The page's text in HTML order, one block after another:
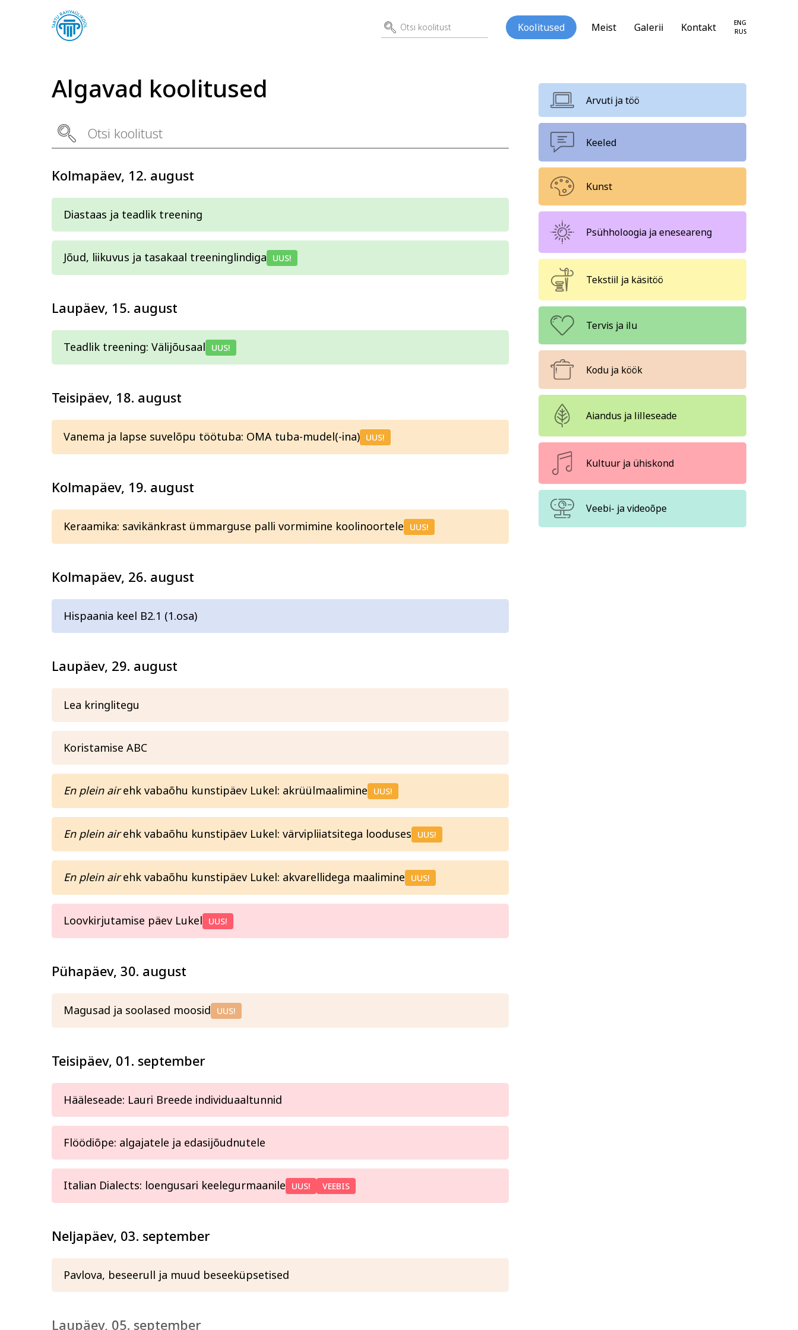
Koolitused Meist Galerii Kontakt
ENG
RUS
Psühholoogia ja
eneseareng
Tekstiil ja käsitöö
Tervis ja ilu Kultuur ja ühiskond Veebi- ja videoõpe
Algavad koolitused
Kolmapäev, 12. august
Diastaas ja teadlik treening
Jõud, liikuvus ja tasakaal treeninglindiga UUS!
Laupäev, 15. august
Teadlik treening: Välijõusaal UUS!
Teisipäev, 18. august
Vanema ja lapse suvelõpu töötuba: OMA tuba-mudel(-ina) UUS!
Kolmapäev, 19. august
Keraamika: savikänkrast ümmarguse palli vormimine koolinoortele UUS!
Kolmapäev, 26. august
Hispaania keel B2.1 (1.osa)
Laupäev, 29. august
Lea kringlitegu
Koristamise ABC
En plein airehk vabaõhu kunstipäev Lukel: akrüülmaalimine UUS!
En plein airehk vabaõhu kunstipäev Lukel: värvipliiatsitega looduses UUS!
En plein airehk vabaõhu kunstipäev Lukel: akvarellidega maalimine UUS!
Loovkirjutamise päev Lukel UUS!
Pühapäev, 30. august
Magusad ja soolased moosid UUS!
Teisipäev, 01. september
Hääleseade: Lauri Breede individuaaltunnid
Flöödiõpe: algajatele ja edasijõudnutele
Italian Dialects: loengusari keelegurmaanile UUS! VEEBIS
Neljapäev, 03. september
Pavlova, beseerull ja muud beseeküpsetised
Laupäev, 05. september
Arvuti ja töö
Keeled
Kunst
Psühholoogia ja eneseareng
Tekstiil ja käsitöö
Tervis ja ilu
Kodu ja köök
Aiandus ja lilleseade
Kultuur ja ühiskond
Veebi- ja videoõpe